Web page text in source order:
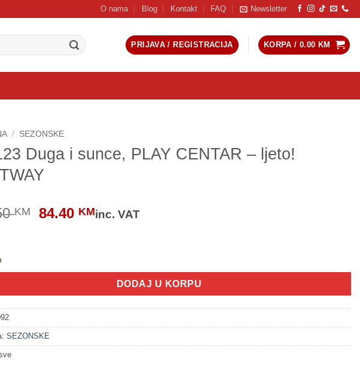
O nama Blog Kontakt FAQ Newsletter
PRIJAVA / REGISTRACIJA KORPA / 0.00 KM
/ SEZONSKE
Duga i sunce, PLAY CENTAR – ljeto!
KM
Original
84.40 KMCurrent
inc. VAT
DODAJ U KORPU
SEZONSKE